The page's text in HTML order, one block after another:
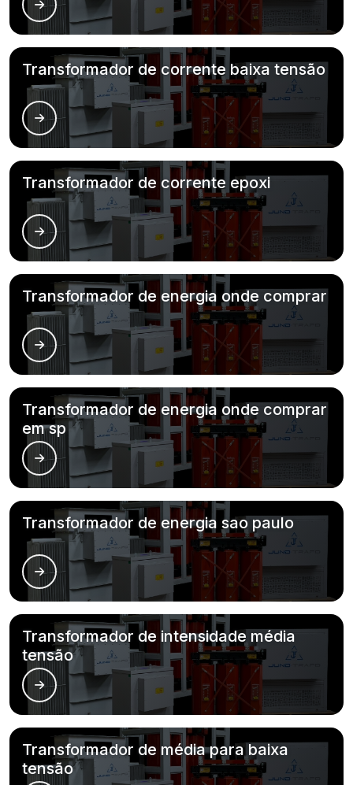
Transformador de corrente baixa tensão
Transformador de corrente epoxi
Transformador de energia onde comprar
Transformador de energia onde comprar
em sp
Transformador de energia sao paulo
Transformador de intensidade média
tensão
Transformador de média para baixa
tensão